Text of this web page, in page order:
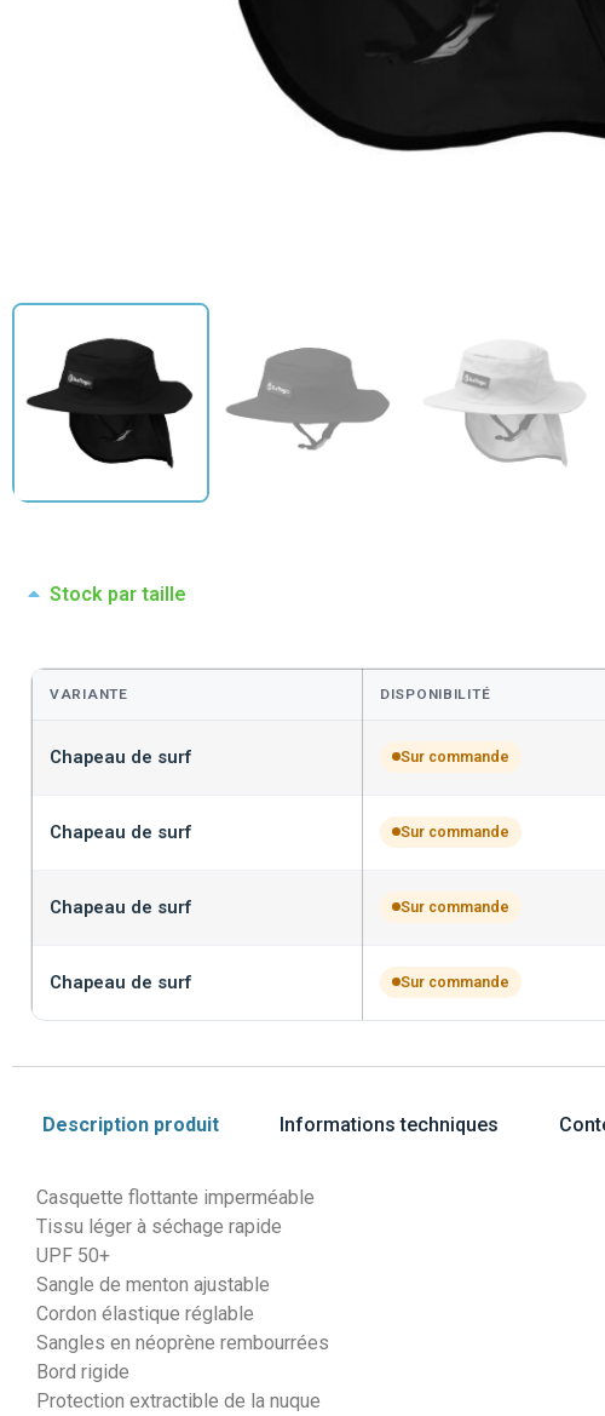
Stock par taille
VARIANTE DISPONIBILITÉ
Chapeau de surf Sur commande
Chapeau de surf Sur commande
Chapeau de surf Sur commande
Chapeau de surf Sur commande
Description produit Informations techniques
Casquette flottante imperméable
Tissu léger à séchage rapide
UPF 50+
Sangle de menton ajustable
Cordon élastique réglable
Sangles en néoprène rembourrées
Bord rigide
Protection extractible de la nuque